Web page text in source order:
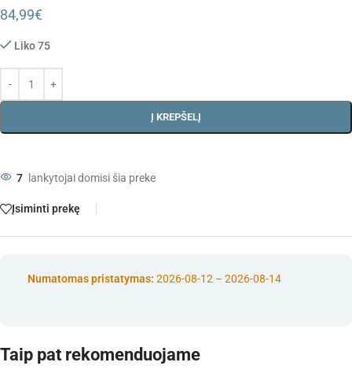
84,99€
Liko 75
Į KREPŠELĮ
7 lankytojai domisi šia preke
Įsiminti prekę
Numatomas pristatymas: 2026-08-12 – 2026-08-14
Taip pat rekomenduojame